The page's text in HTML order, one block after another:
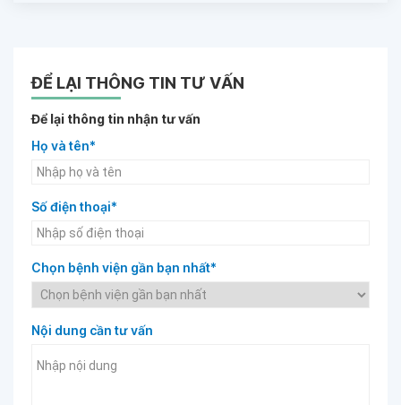
ĐỂ LẠI THÔNG TIN TƯ VẤN
Để lại thông tin nhận tư vấn
Họ và tên*
Số điện thoại*
Chọn bệnh viện gần bạn nhất*
Nội dung cần tư vấn